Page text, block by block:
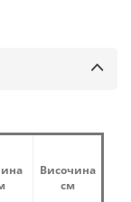
Височина
см